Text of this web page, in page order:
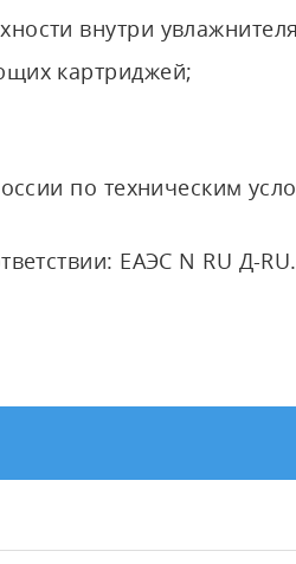
внутри
картриджей;
по техническим
ЕАЭС N RU Д-